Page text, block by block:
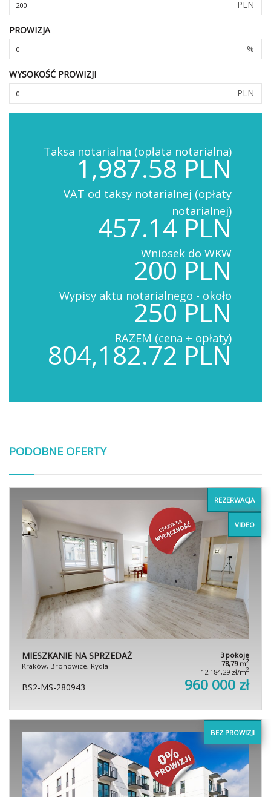
PLN
PROWIZJA
%
WYSOKOŚĆ PROWIZJI
PLN
Taksa notarialna (opłata notarialna)
1,987.58 PLN
VAT od taksy notarialnej (opłaty
notarialnej)
457.14 PLN
Wniosek do WKW
200 PLN
Wypisy aktu notarialnego - około
250 PLN
RAZEM (cena + opłaty)
804,182.72 PLN
PODOBNE OFERTY
REZERWACJA
VIDEO
MIESZKANIE NA SPRZEDAŻ
Kraków, Bronowice, Rydla
3 pokoje
78,79 m2
12 184,29 zł/m2
BS2-MS-280943 960 000 zł
BEZ PROWIZJI